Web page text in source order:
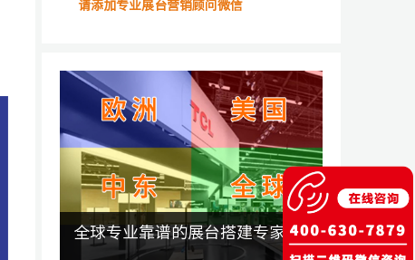
请添加专业展台营销顾问微信
全球专业靠谱的展台搭建专家